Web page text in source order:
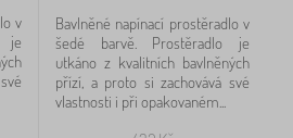
v
je
Bavlněné napínací prostěradlo v
šedé barvě. Prostěradlo je
utkáno z kvalitních bavlněných
přízí, a proto si zachovává své
vlastnosti i při opakovaném...